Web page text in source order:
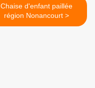
Chaise d'enfant paillée
région Nonancourt >